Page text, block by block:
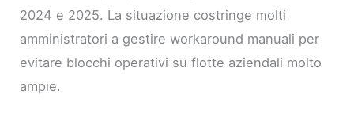
2024 e 2025. La situazione costringe molti
amministratori a gestire workaround manuali per
evitare blocchi operativi su flotte aziendali molto
ampie.